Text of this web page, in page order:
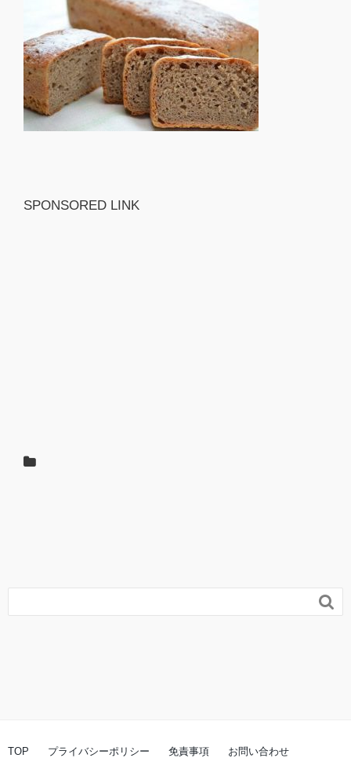
SPONSORED LINK

TOP プライバシーポリシー 免責事項 お問い合わせ